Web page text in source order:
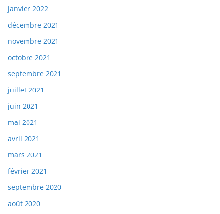
janvier 2022
décembre 2021
novembre 2021
octobre 2021
septembre 2021
juillet 2021
juin 2021
mai 2021
avril 2021
mars 2021
février 2021
septembre 2020
août 2020